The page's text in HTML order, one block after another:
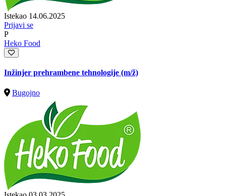
Istekao 14.06.2025
Prijavi se
P
Heko Food
Inžinjer prehrambene tehnologije (m/ž)
Bugojno